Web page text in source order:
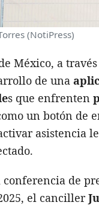
(NotiPress)
México, a
de una
s que enfrenten
un botón de
asistencia
de
el canciller